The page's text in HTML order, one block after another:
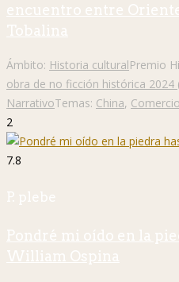
encuentro entre
Tobalina
Ámbito: Historia culturalPremio
obra de no ficción histórica 2024
NarrativoTemas: China, Comercio
2
7.8
P. plebe
Pondré mi oído en la
William Ospina